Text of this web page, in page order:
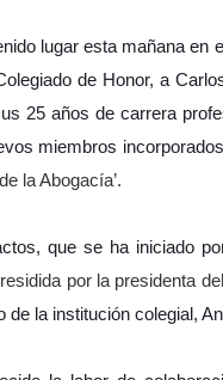
lugar esta mañana en
de Honor, a
25 años de carrera
miembros
la Abogacía’.
que se ha iniciado
por la presidenta
de la institución colegial,